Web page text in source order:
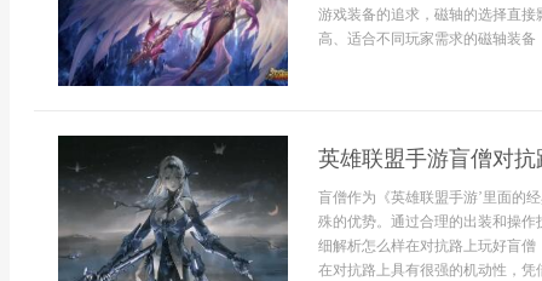
游戏装备的追求，磁轴的选择直
高、适合不同玩家需求的磁轴装
英雄联盟手游盲僧对
盲僧作为《英雄联盟手游’里面的
殊的优势。通过合理的出装和操
细解析怎么样在对抗路上玩好盲
在对抗路上具有很强的机动性，